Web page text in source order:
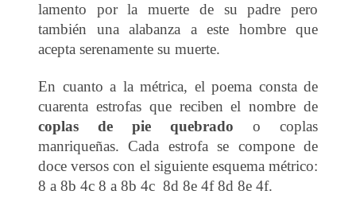
lamento por la muerte de su padre pero
también una alabanza a este hombre que
acepta serenamente su muerte.
En cuanto a la métrica, el poema consta de
cuarenta estrofas que reciben el nombre de
coplas de pie quebrado o coplas
manriqueñas. Cada estrofa se compone de
doce versos con el siguiente esquema métrico:
8 a 8b 4c 8 a 8b 4c 8d 8e 4f 8d 8e 4f.